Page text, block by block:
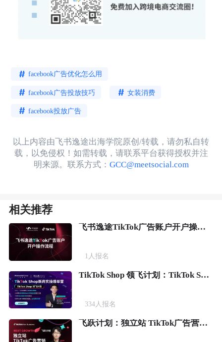
facebook广告优化怎么用
facebook广告投放技巧 女装消费
facebook投放广告
以上内容由飞书逸途出海学院原创/转载，请勿私自转
载，以免侵权！如需转载，请联系平台获得授权并注
明来源。联系方式： GCC@meetsocial.com
相关推荐
飞书逸途TikTok广告账户开户操作流程
1人报名
TikTok Shop 领飞计划：TikTok Shop新商实操爆单营
334人报名
飞跃计划：独立站 TikTok广告营销实战课